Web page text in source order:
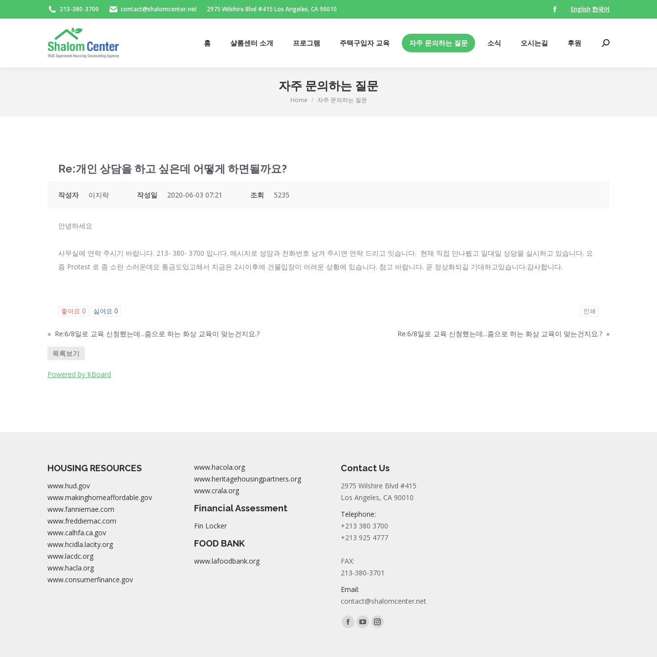
213-380-3700 contact@shalomcenter.net 2975 Wilshire Blvd #415 Los Angeles, CA 90010
Facebook
opens
English 한국어
홈 샬롬센터 소개 프로그램 주택구입자 교육 자주 문의하는 질문 소식 오시는길 후원 Search:
자주 문의하는 질문
You are here:
Home 자주 문의하는 질문
Re:개인 상담을 하고 싶은데 어떻게 하면될까요?
작성자 이지락 작성일 2020-06-03 07:21 조회 5235
안녕하세요
사무실에 연락 주시기 바랍니다. 213- 380- 3700 입니다. 메시지로 성암과 전화번호 남겨 주시면 연락 드리고 잇습니다. 현재 직접 만나뵙고 일대일 상담을 실시하고 있습니다. 요
즘 Protest 로 좀 소란 스러운데요 통금도있고해서 지금은 2시이후에 건물입장이 어려운 상황에 있습니다. 참고 바랍니다. 곧 정상화되길 기대하고있습니다.감사합니다.
좋아요 0 싫어요 0 인쇄
« Re:6/8일로 교육 신청했는데...줌으로 하는 화상 교육이 맞는건지요.? Re:6/8일로 교육 신청했는데...줌으로 하는 화상 교육이 맞는건지요.? »
목록보기
Powered by KBoard
HOUSING RESOURCES
www.hud.gov
www.makinghomeaffordable.gov
www.fanniemae.com
www.freddiemac.com
www.calhfa.ca.gov
www.hcidla.lacity.org
www.lacdc.org
www.hacla.org
www.consumerfinance.gov
www.hacola.org
www.heritagehousingpartners.org
www.crala.org
Financial Assessment
Fin Locker
FOOD BANK
www.lafoodbank.org
Contact Us
2975 Wilshire Blvd #415
Los Angeles, CA 90010
Telephone:
+213 380 3700
+213 925 4777
FAX:
213-380-3701
Email:
contact@shalomcenter.net
Find us on:
Facebook
YouTubeInstagram
홈 샬롬센터 소개 프로그램 주택구입자 교육 자주 문의하는 질문 소식 오시는길 후원